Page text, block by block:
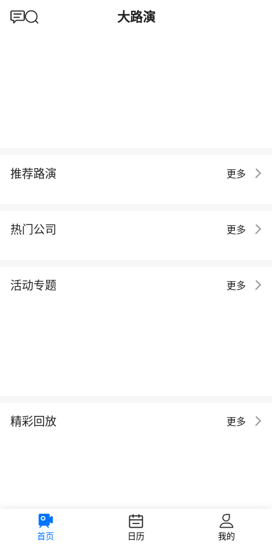
大路演
推荐路演 更多
热门公司 更多
活动专题 更多
精彩回放 更多
首页 日历 我的